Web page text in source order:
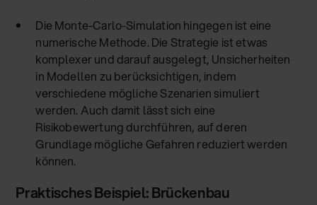
Die Monte-Carlo-Simulation hingegen ist eine
numerische Methode. Die Strategie ist etwas
komplexer und darauf ausgelegt, Unsicherheiten
in Modellen zu berücksichtigen, indem
verschiedene mögliche Szenarien simuliert
werden. Auch damit lässt sich eine
Risikobewertung durchführen, auf deren
Grundlage mögliche Gefahren reduziert werden
können.
Praktisches Beispiel: Brückenbau